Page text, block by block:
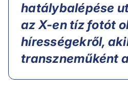
hatálybalépése
az X-en tíz fotót
hírességekről,
transzneműként